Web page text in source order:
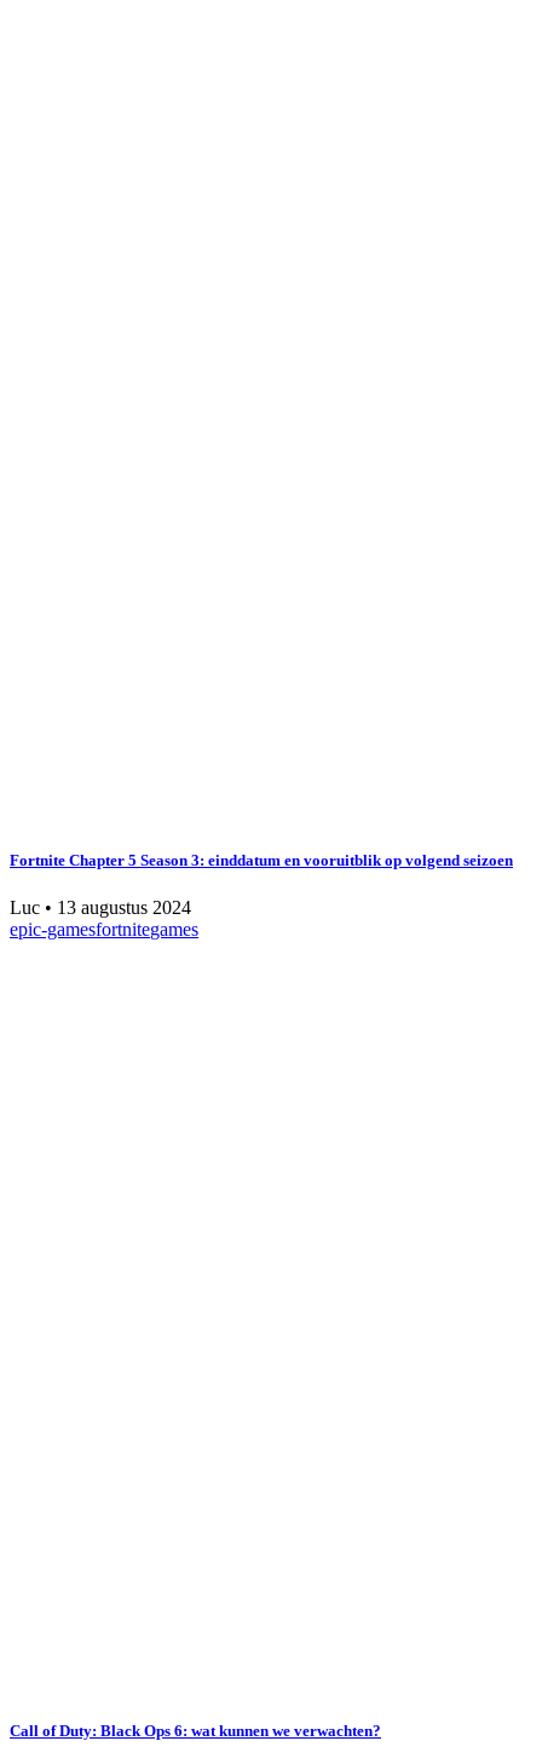
Fortnite Chapter 5 Season 3: einddatum en vooruitblik op volgend seizoen
Luc • 13 augustus 2024
epic-gamesfortnitegames
Call of Duty: Black Ops 6: wat kunnen we verwachten?